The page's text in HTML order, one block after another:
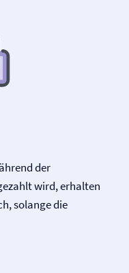
der
wird, erhalten
solange die